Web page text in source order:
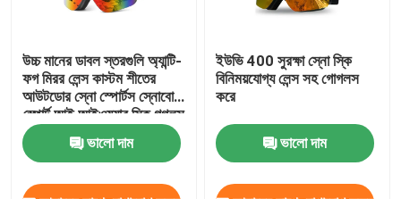
উচ্চ মানের ডাবল স্তরগুলি অ্যান্টি-
ফগ মিরর লেন্স কাস্টম শীতের
আউটডোর স্নো স্পোর্টস স্নোবোর্ড
স্পোর্ট আই আইওয়্যার স্কি গগলস
ভালো দাম
ইউভি 400 সুরক্ষা স্নো স্কি
বিনিময়যোগ্য লেন্স সহ গোগলস
করে
ভালো দাম